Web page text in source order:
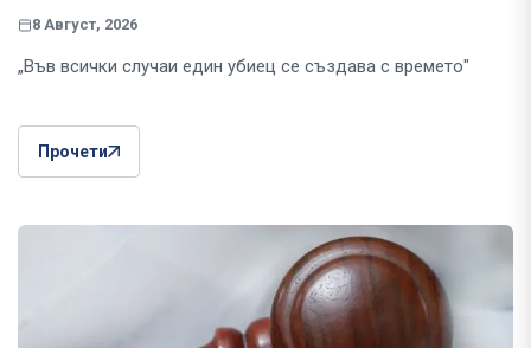
8 Август, 2026
„Във всички случаи един убиец се създава с времето"
Прочети